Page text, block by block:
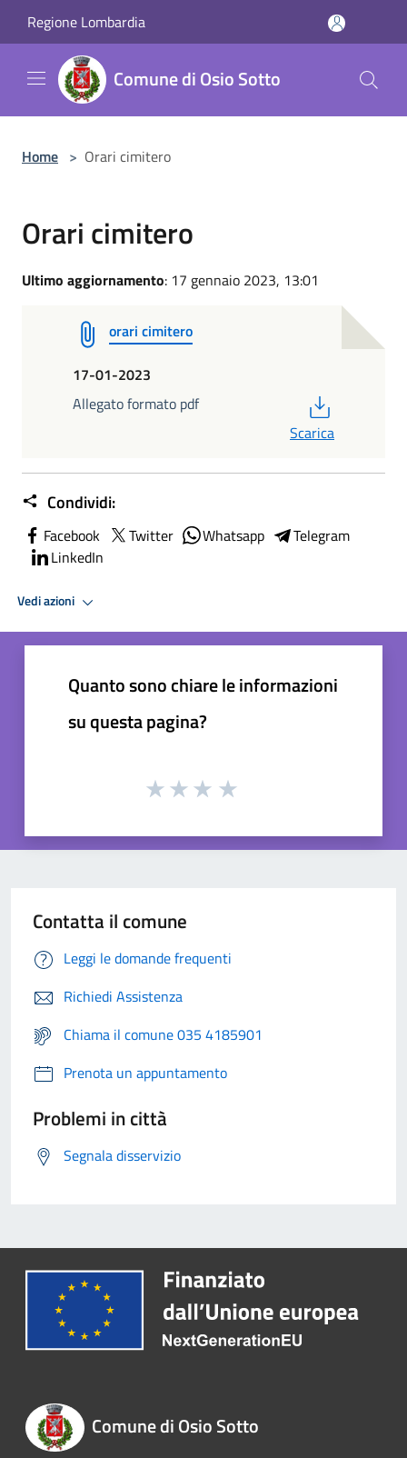
Regione Lombardia
Comune di Osio Sotto
Home > Orari cimitero
Orari cimitero
Ultimo aggiornamento: 17 gennaio 2023, 13:01
orari cimitero
17-01-2023
Allegato formato pdf
Scarica
Condividi:
Facebook Twitter Whatsapp
Telegram
LinkedIn
Vedi azioni
Quanto sono chiare le informazioni
su questa pagina?
Contatta il comune
Leggi le domande frequenti
Richiedi Assistenza
Chiama il comune 035 4185901
Prenota un appuntamento
Problemi in città
Segnala disservizio
Comune di Osio Sotto